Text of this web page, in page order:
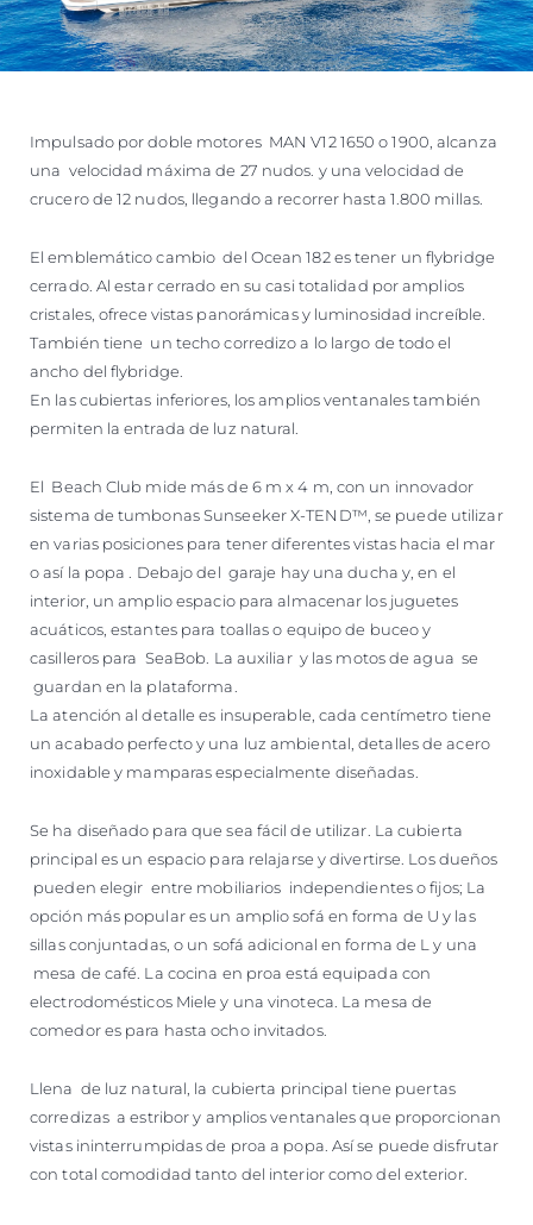
Impulsado por doble motores MAN V12 1650 o 1900, alcanza
una velocidad máxima de 27 nudos. y una velocidad de
crucero de 12 nudos, llegando a recorrer hasta 1.800 millas.
El emblemático cambio del Ocean 182 es tener un flybridge
cerrado. Al estar cerrado en su casi totalidad por amplios
cristales, ofrece vistas panorámicas y luminosidad increíble.
También tiene un techo corredizo a lo largo de todo el
ancho del flybridge.
En las cubiertas inferiores, los amplios ventanales también
permiten la entrada de luz natural.
El Beach Club mide más de 6 m x 4 m, con un innovador
sistema de tumbonas Sunseeker X-TEND™, se puede utilizar
en varias posiciones para tener diferentes vistas hacia el mar
o así la popa . Debajo del garaje hay una ducha y, en el
interior, un amplio espacio para almacenar los juguetes
acuáticos, estantes para toallas o equipo de buceo y
casilleros para SeaBob. La auxiliar y las motos de agua se
guardan en la plataforma.
La atención al detalle es insuperable, cada centímetro tiene
un acabado perfecto y una luz ambiental, detalles de acero
inoxidable y mamparas especialmente diseñadas.
Se ha diseñado para que sea fácil de utilizar. La cubierta
principal es un espacio para relajarse y divertirse. Los dueños
pueden elegir entre mobiliarios independientes o fijos; La
opción más popular es un amplio sofá en forma de U y las
sillas conjuntadas, o un sofá adicional en forma de L y una
mesa de café. La cocina en proa está equipada con
electrodomésticos Miele y una vinoteca. La mesa de
comedor es para hasta ocho invitados.
Llena de luz natural, la cubierta principal tiene puertas
corredizas a estribor y amplios ventanales que proporcionan
vistas ininterrumpidas de proa a popa. Así se puede disfrutar
con total comodidad tanto del interior como del exterior.